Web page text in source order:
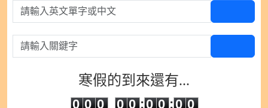
請輸入英文單字或中文
請輸入關鍵字
寒假的到來還有...
0
0
0
0
0
0
0
0
0 :
0
0
0
0 :
0
0
0
0